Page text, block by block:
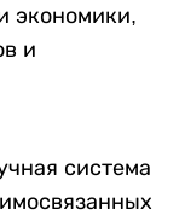
экономики,
и
система